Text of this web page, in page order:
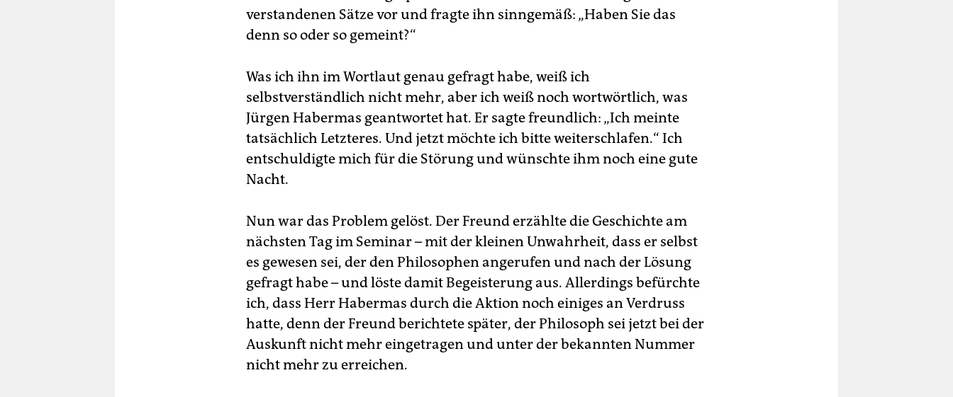
verstandenen Sätze vor und fragte ihn sinngemäß: „Haben Sie das
denn so oder so gemeint?“
Was ich ihn im Wortlaut genau gefragt habe, weiß ich
selbstverständlich nicht mehr, aber ich weiß noch wortwörtlich, was
Jürgen Habermas geantwortet hat. Er sagte freundlich: „Ich meinte
tatsächlich Letzteres. Und jetzt möchte ich bitte weiterschlafen.“ Ich
entschuldigte mich für die Störung und wünschte ihm noch eine gute
Nacht.
Nun war das Problem gelöst. Der Freund erzählte die Geschichte am
nächsten Tag im Seminar – mit der kleinen Unwahrheit, dass er selbst
es gewesen sei, der den Philosophen angerufen und nach der Lösung
gefragt habe – und löste damit Begeisterung aus. Allerdings befürchte
ich, dass Herr Habermas durch die Aktion noch einiges an Verdruss
hatte, denn der Freund berichtete später, der Philosoph sei jetzt bei der
Auskunft nicht mehr eingetragen und unter der bekannten Nummer
nicht mehr zu erreichen.